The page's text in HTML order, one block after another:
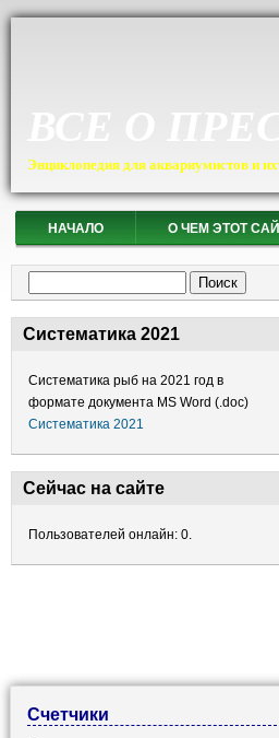
Энциклопедия для аквариумистов и
НАЧАЛО О ЧЕМ ЭТОТ
Систематика 2021
Систематика рыб на 2021 год в
формате документа MS Word (.doc)
Систематика 2021
Сейчас на сайте
Пользователей онлайн: 0.
Счетчики